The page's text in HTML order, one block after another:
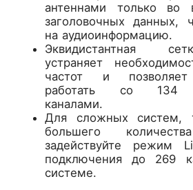
антеннами только во
заголовочных данных,
на аудиоинформацию.
Эквидистантная
устраняет
частот и позволяет
работать со 134
каналами.
Для сложных систем,
большего
задействуйте режим
подключения до 269
системе.